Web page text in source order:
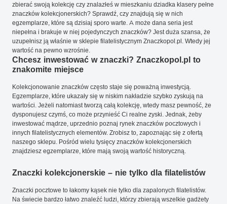
zbierać swoją kolekcję czy znalazłeś w mieszkaniu dziadka klasery pełne
znaczków kolekcjonerskich? Sprawdź, czy znajdują się w nich
egzemplarze, które są dzisiaj sporo warte. A może dana seria jest
niepełna i brakuje w niej pojedynczych znaczków? Jest duża szansa, że
uzupełnisz ją właśnie w sklepie filatelistycznym Znaczkopol.pl. Wtedy jej
wartość na pewno wzrośnie.
Chcesz inwestować w znaczki? Znaczkopol.pl to
znakomite miejsce
Kolekcjonowanie znaczków często staje się poważną inwestycją.
Egzemplarze, które ukazały się w niskim nakładzie szybko zyskują na
wartości. Jeżeli natomiast tworzą całą kolekcję, wtedy masz pewność, że
dysponujesz czymś, co może przynieść Ci realne zyski. Jednak, żeby
inwestować mądrze, uprzednio poznaj rynek znaczków pocztowych i
innych filatelistycznych elementów. Zrobisz to, zapoznając się z ofertą
naszego sklepu. Pośród wielu tysięcy znaczków kolekcjonerskich
znajdziesz egzemplarze, które mają swoją wartość historyczną.
Znaczki kolekcjonerskie – nie tylko dla filatelistów
Znaczki pocztowe to łakomy kąsek nie tylko dla zapalonych filatelistów.
Na świecie bardzo łatwo znaleźć ludzi, którzy zbierają wszelkie gadżety